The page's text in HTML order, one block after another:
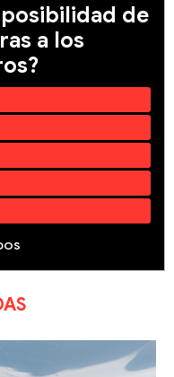
posibilidad de
a los